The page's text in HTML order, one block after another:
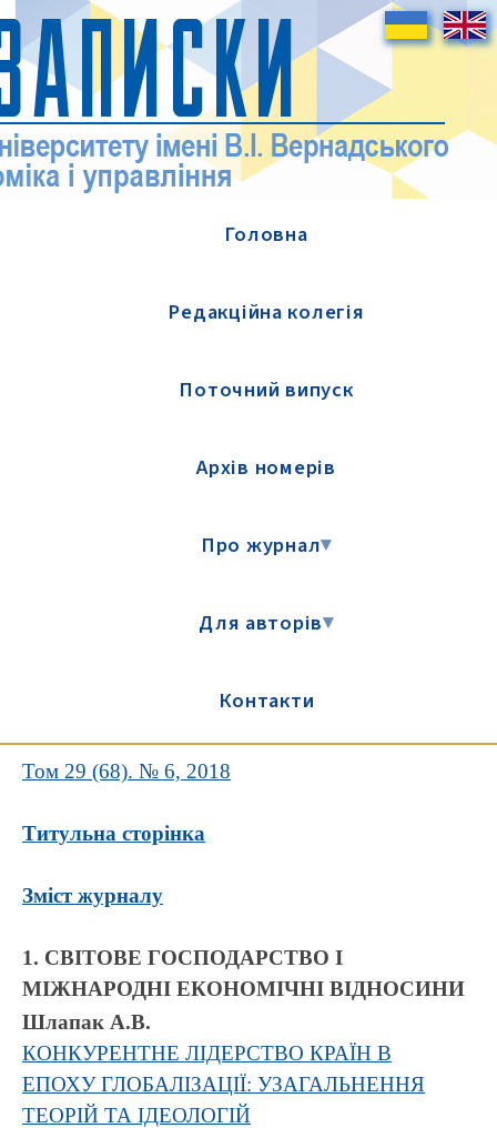
Головна
Редакційна колегія
Поточний випуск
Архів номерів
Про журнал▾
Для авторів▾
Контакти
Том 29 (68). № 6, 2018
Титульна сторінка
Зміст журналу
1. СВІТОВЕ ГОСПОДАРСТВО І
МІЖНАРОДНІ ЕКОНОМІЧНІ ВІДНОСИНИ
Шлапак А.В.
КОНКУРЕНТНЕ ЛІДЕРСТВО КРАЇН В
ЕПОХУ ГЛОБАЛІЗАЦІЇ: УЗАГАЛЬНЕННЯ
ТЕОРІЙ ТА ІДЕОЛОГІЙ